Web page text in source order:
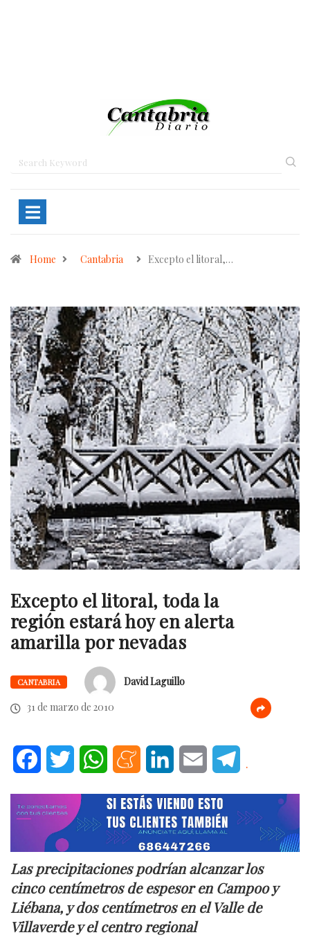
Home Cantabria Excepto el litoral,…
Excepto el litoral, toda la
región estará hoy en alerta
amarilla por nevadas
CANTABRIA
David Laguillo
31 de marzo de 2010
FacebookTwitter WhatsAppMeneameLinkedInEmail .
Las precipitaciones podrían alcanzar los
cinco centímetros de espesor en Campoo y
Liébana, y dos centímetros en el Valle de
Villaverde y el centro regional